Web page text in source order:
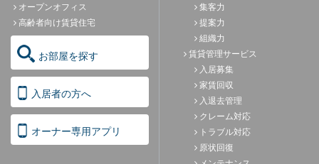
オープンオフィス
高齢者向け賃貸住宅
お部屋を探す
入居者の方へ
オーナー専用アプリ
集客力
提案力
組織力
賃貸管理サービス
入居募集
家賃回収
入退去管理
クレーム対応
トラブル対応
原状回復